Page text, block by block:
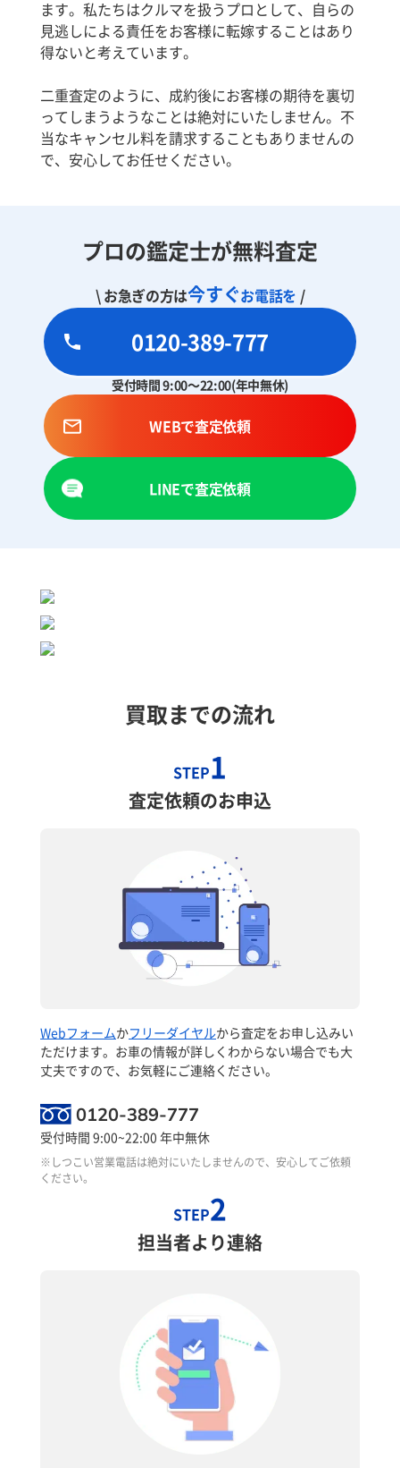
ます。私たちはクルマを扱うプロとして、自らの
見逃しによる責任をお客様に転嫁することはあり
得ないと考えています。
二重査定のように、成約後にお客様の期待を裏切
ってしまうようなことは絶対にいたしません。不
当なキャンセル料を請求することもありませんの
で、安心してお任せください。
プロの鑑定士が無料査定
\ お急ぎの方は今すぐお電話を /
0120-389-777
受付時間 9:00～22:00(年中無休)
WEBで査定依頼
LINEで査定依頼
買取までの流れ
STEP1
査定依頼のお申込
Webフォームかフリーダイヤルから査定をお申し込みい
ただけます。お車の情報が詳しくわからない場合でも大
丈夫ですので、お気軽にご連絡ください。
0120-389-777
受付時間 9:00~22:00 年中無休
※しつこい営業電話は絶対にいたしませんので、安心してご依頼
ください。
STEP2
担当者より連絡